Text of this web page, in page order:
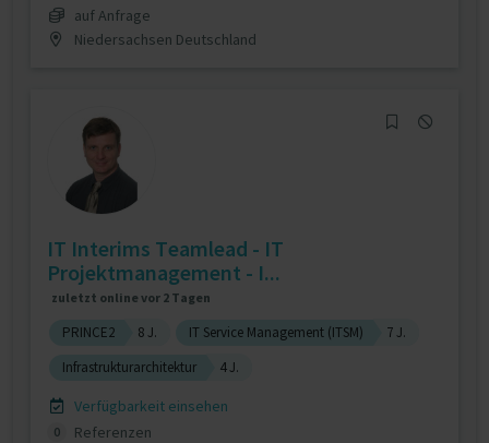
auf Anfrage
Niedersachsen Deutschland
IT Interims Teamlead - IT
Projektmanagement - I...
zuletzt online vor 2 Tagen
PRINCE2 8 J. IT Service Management (ITSM)
7 J.
Infrastrukturarchitektur
4 J.
Verfügbarkeit einsehen
0
Referenzen